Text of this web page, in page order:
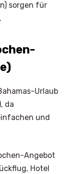
sorgen für
Urlaub
da
und
Angebot
Hotel